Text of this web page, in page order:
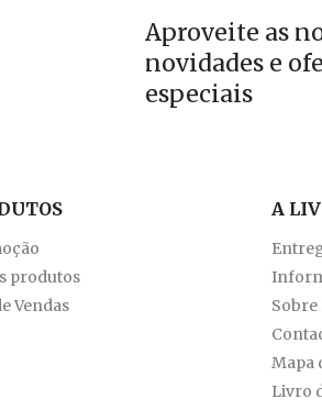
Aproveite as
novidades e
especiais
produtos
Vendas
A
Sobre
Mapa
Livro